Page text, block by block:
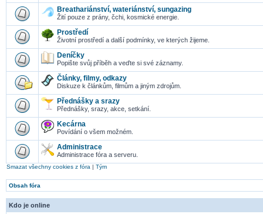
Breathariánství, wateriánství, sungazing
Žití pouze z prány, čchi, kosmické energie.
Prostředí
Životní prostředí a další podmínky, ve kterých žijeme.
Deníčky
Popište svůj příběh a veďte si své záznamy.
Články, filmy, odkazy
Diskuze k článkům, filmům a jiným zdrojům.
Přednášky a srazy
Přednášky, srazy, akce, setkání.
Kecárna
Povídání o všem možném.
Administrace
Administrace fóra a serveru.
Smazat všechny cookies z fóra | Tým
Obsah fóra
Kdo je online